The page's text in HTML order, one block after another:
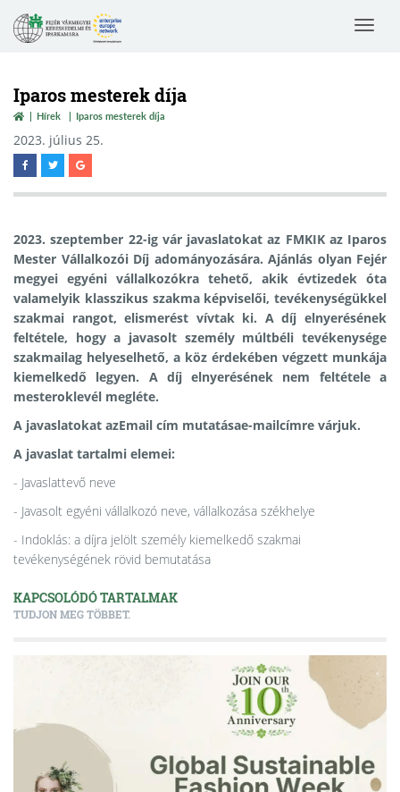
Toggle
Iparos mesterek díja
Hírek Iparos mesterek díja
2023. július 25.
2023. szeptember 22-ig vár javaslatokat az FMKIK az Iparos
Mester Vállalkozói Díj adományozására. Ajánlás olyan Fejér
megyei egyéni vállalkozókra tehető, akik évtizedek óta
valamelyik klasszikus szakma képviselői, tevékenységükkel
szakmai rangot, elismerést vívtak ki. A díj elnyerésének
feltétele, hogy a javasolt személy múltbéli tevékenysége
szakmailag helyeselhető, a köz érdekében végzett munkája
kiemelkedő legyen. A díj elnyerésének nem feltétele a
mesteroklevél megléte.
A javaslatokat azEmail cím mutatásae-mailcímre várjuk.
A javaslat tartalmi elemei:
- Javaslattevő neve
- Javasolt egyéni vállalkozó neve, vállalkozása székhelye
- Indoklás: a díjra jelölt személy kiemelkedő szakmai
tevékenységének rövid bemutatása
KAPCSOLÓDÓ TARTALMAK
TUDJON MEG TÖBBET.